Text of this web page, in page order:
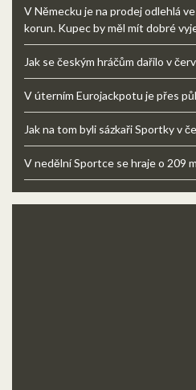
V Německu je na prodej odlehlá
korun. Kupec by měl mít dobré
Jak se českým hráčům dařilo v
V úterním Eurojackpotu je přes
Jak na tom byli sázkaři Sportky v
V nedělní Sportce se hraje o 209